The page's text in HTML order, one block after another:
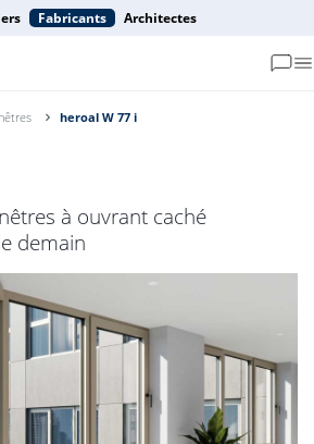
Fabricants Architectes
heroal W 77 i
à ouvrant caché
demain